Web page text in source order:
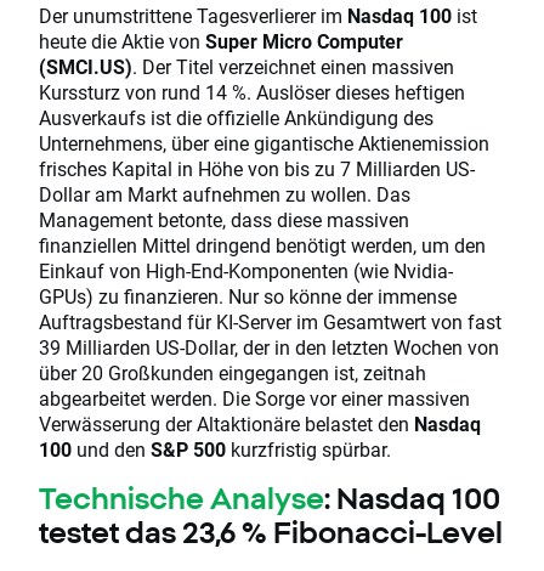
Der unumstrittene Tagesverlierer im Nasdaq 100 ist
heute die Aktie von Super Micro Computer
(SMCI.US). Der Titel verzeichnet einen massiven
Kurssturz von rund 14 %. Auslöser dieses heftigen
Ausverkaufs ist die offizielle Ankündigung des
Unternehmens, über eine gigantische Aktienemission
frisches Kapital in Höhe von bis zu 7 Milliarden US-
Dollar am Markt aufnehmen zu wollen. Das
Management betonte, dass diese massiven
finanziellen Mittel dringend benötigt werden, um den
Einkauf von High-End-Komponenten (wie Nvidia-
GPUs) zu finanzieren. Nur so könne der immense
Auftragsbestand für KI-Server im Gesamtwert von fast
39 Milliarden US-Dollar, der in den letzten Wochen von
über 20 Großkunden eingegangen ist, zeitnah
abgearbeitet werden. Die Sorge vor einer massiven
Verwässerung der Altaktionäre belastet den Nasdaq
100 und den S&P 500 kurzfristig spürbar.
Technische Analyse: Nasdaq 100
testet das 23,6 % Fibonacci-Level